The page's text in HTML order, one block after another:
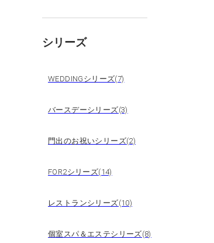
シリーズ
WEDDINGシリーズ(7)
バースデーシリーズ(3)
門出のお祝いシリーズ(2)
FOR2シリーズ(14)
レストランシリーズ(10)
個室スパ＆エステシリーズ(8)